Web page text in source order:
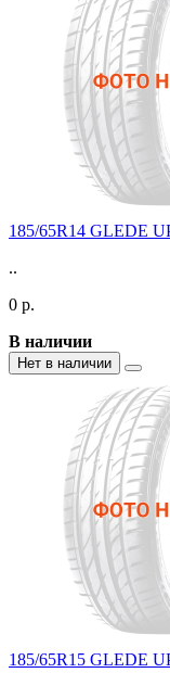
185/65R14 GLEDE
..
0 р.
В наличии
Нет в наличии
185/65R15 GLEDE